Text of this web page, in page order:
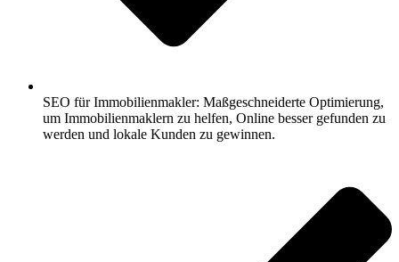
SEO für Immobilienmakler: Maßgeschneiderte Optimierung,
um Immobilienmaklern zu helfen, Online besser gefunden zu
werden und lokale Kunden zu gewinnen.